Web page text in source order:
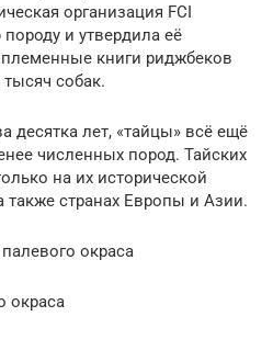
организация FCI
и утвердила её
книги риджбеков
собак.
десятка лет, «тайцы» всё ещё
численных пород. Тайских
на их исторической
также странах Европы и Азии.
окраса
окраса